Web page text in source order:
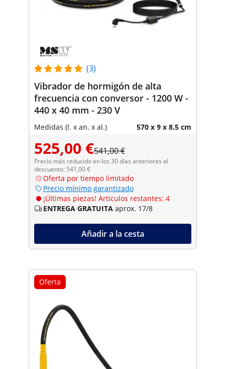
(3)
Vibrador de hormigón de alta
frecuencia con conversor - 1200 W -
440 x 40 mm - 230 V
Medidas (l. x an. x al.) 570 x 9 x 8.5 cm
525,00 €541,00 €
Precio más reducido en los 30 días anteriores al
descuento: 541,00 €
Oferta por tiempo limitado
Precio mínimo garantizado
¡Últimas piezas! Artículos restantes: 4
ENTREGA GRATUITA aprox. 17/8
Añadir a la cesta
Oferta